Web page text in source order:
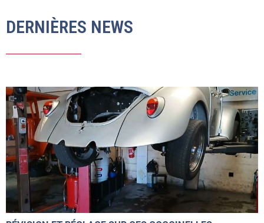
DERNIÈRES NEWS